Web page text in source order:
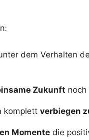
dem Verhalten
Zukunft noch
komplett verbiegen
Momente die